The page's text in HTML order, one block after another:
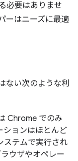
必要はありませ
ーはニーズに最適
ない次のような利
Chrome でのみ
ションはほとんど
ステムで実行され
ウザやオペレー